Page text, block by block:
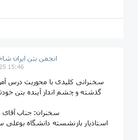
انجمن بتن ایران
15:46
گذشته و چشم انداز آینده بتن
🔴سخنران: جناب
استادیار بازنشسته دانشگاه